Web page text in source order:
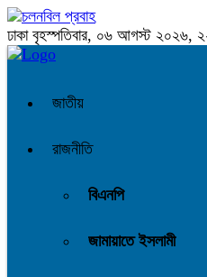
ঢাকা বৃহস্পতিবার, ০৬ আগস্ট ২০২৬, ২২
জাতীয়
রাজনীতি
বিএনপি
জামায়াতে ইসলামী